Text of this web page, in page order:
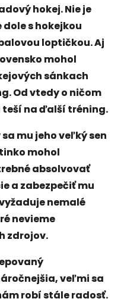
hokej. Nie je
s hokejkou
loptičkou. Aj
mohol
sánkach
Od vtedy o ničom
teší na ďalší tréning.
mu jeho veľký sen
mohol
absolvovať
a zabezpečiť mu
nemalé
nevieme
zdrojov.
veľmi sa
robí stále radosť.